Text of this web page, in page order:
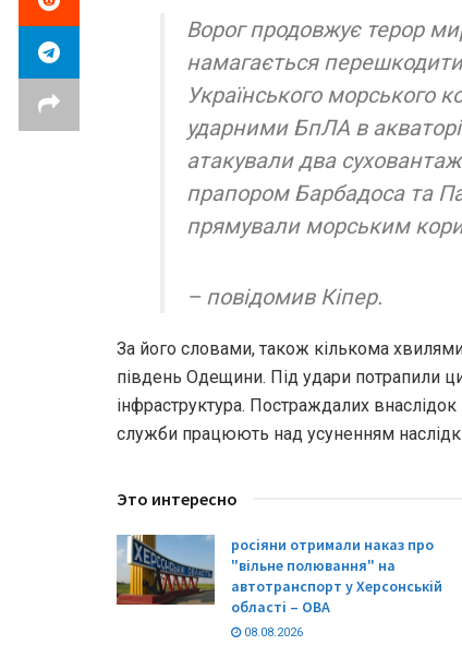
Ворог продовжує терор
намагається перешкодити
Українського морського
ударними БпЛА в
атакували два
прапором Барбадоса та
прямували морським
– повідомив Кіпер.
За його словами, також кількома
південь Одещини. Під удари потрапили
інфраструктура. Постраждалих внаслідок
служби працюють над усуненням
Это интересно
росіяни отримали наказ про
"вільне полювання" на
автотранспорт у Херсонській
області – ОВА
08.08.2026